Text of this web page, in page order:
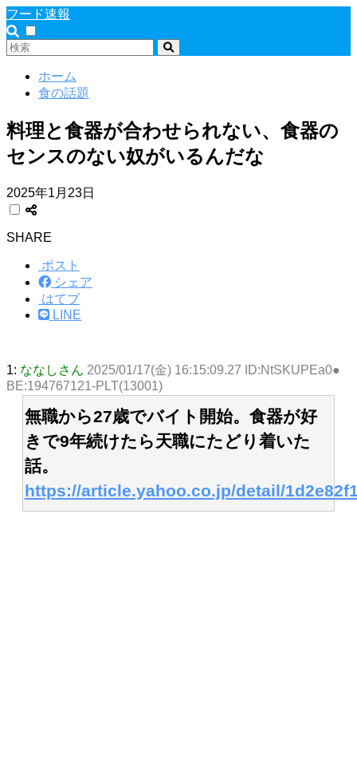
フード速報
ホーム
食の話題
料理と食器が合わせられない、食器の
センスのない奴がいるんだな
2025年1月23日
SHARE
ポスト
シェア
はてブ
LINE
1: ななしさん 2025/01/17(金) 16:15:09.27 ID:NtSKUPEa0●
BE:194767121-PLT(13001)
無職から27歳でバイト開始。食器が好
きで9年続けたら天職にたどり着いた
話。
https://article.yahoo.co.jp/detail/